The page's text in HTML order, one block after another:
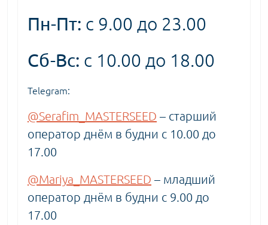
Пн-Пт: с 9.00 до 23.00
Сб-Вс: с 10.00 до 18.00
Telegram:
@Serafim_MASTERSEED – старший
оператор днём в будни с 10.00 до
17.00
@Mariya_MASTERSEED – младший
оператор днём в будни с 9.00 до
17.00